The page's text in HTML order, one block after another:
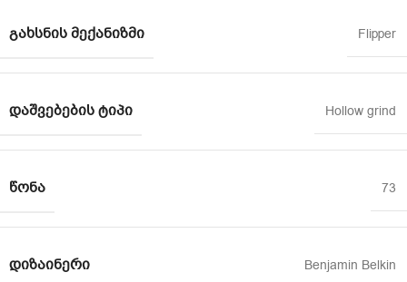
ᲒᲐᲮᲡᲜᲘᲡ ᲛᲔᲥᲐᲜᲘᲖᲛᲘ Flipper
ᲓᲐᲨᲕᲔᲑᲔᲑᲘᲡ ᲢᲘᲞᲘ Hollow grind
ᲬᲝᲜᲐ 73
ᲓᲘᲖᲐᲘᲜᲔᲠᲘ Benjamin Belkin